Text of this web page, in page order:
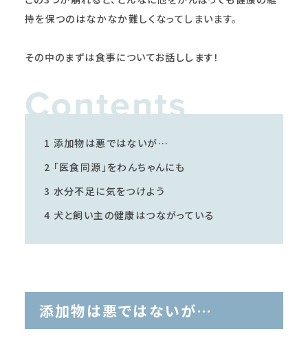
持を保つのはなかなか難しくなってしまいます。
その中のまずは食事についてお話しします！
Contents
1 添加物は悪ではないが…
2 「医食同源」をわんちゃんにも
3 水分不足に気をつけよう
4 犬と飼い主の健康はつながっている
添加物は悪ではないが…